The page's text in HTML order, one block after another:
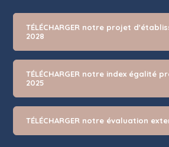
TÉLÉCHARGER notre projet
2028
TÉLÉCHARGER notre index égalité
2025
TÉLÉCHARGER notre évaluation